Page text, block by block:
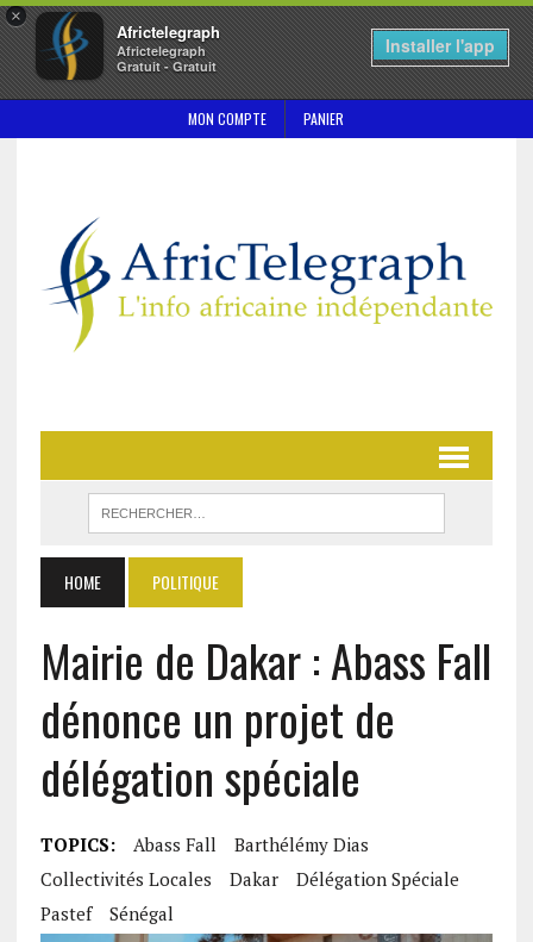
×
Africtelegraph
Africtelegraph
Gratuit - Gratuit
Installer l'app
MON COMPTE PANIER
HOME POLITIQUE
Mairie de Dakar : Abass Fall
dénonce un projet de
délégation spéciale
TOPICS: Abass Fall
Barthélémy Dias
Collectivités Locales
Dakar
Délégation Spéciale
Pastef
Sénégal